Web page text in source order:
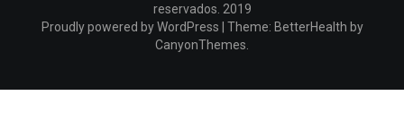
reservados. 2019
Proudly powered by WordPress
Theme: BetterHealth by
CanyonThemes.